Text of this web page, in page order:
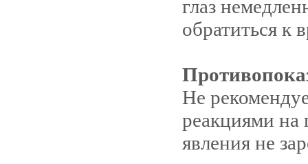
глаз
обратиться к
Не
реакциями на
явления не